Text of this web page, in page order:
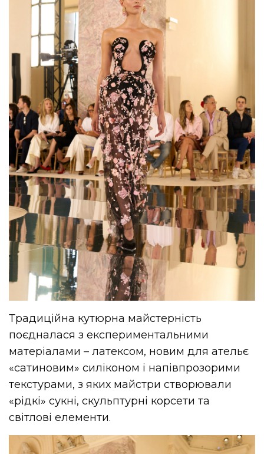
Традиційна кутюрна майстерність
поєдналася з експериментальними
матеріалами – латексом, новим для ательє
«сатиновим» силіконом і напівпрозорими
текстурами, з яких майстри створювали
«рідкі» сукні, скульптурні корсети та
світлові елементи.